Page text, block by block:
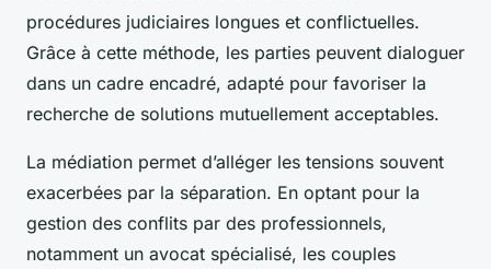
procédures judiciaires longues et conflictuelles.
Grâce à cette méthode, les parties peuvent dialoguer
dans un cadre encadré, adapté pour favoriser la
recherche de solutions mutuellement acceptables.
La médiation permet d’alléger les tensions souvent
exacerbées par la séparation. En optant pour la
gestion des conflits par des professionnels,
notamment un avocat spécialisé, les couples